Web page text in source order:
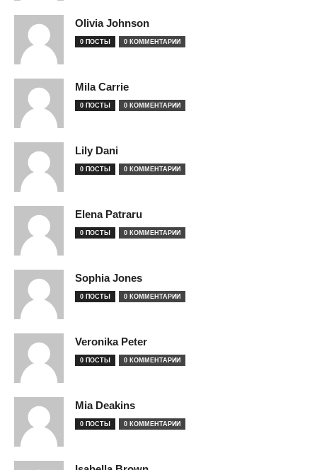
Olivia Johnson
0 ПОСТЫ 0 КОММЕНТАРИИ
Mila Carrie
0 ПОСТЫ 0 КОММЕНТАРИИ
Lily Dani
0 ПОСТЫ 0 КОММЕНТАРИИ
Elena Patraru
0 ПОСТЫ 0 КОММЕНТАРИИ
Sophia Jones
0 ПОСТЫ 0 КОММЕНТАРИИ
Veronika Peter
0 ПОСТЫ 0 КОММЕНТАРИИ
Mia Deakins
0 ПОСТЫ 0 КОММЕНТАРИИ